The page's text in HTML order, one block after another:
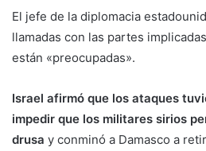
El jefe de la diplomacia
llamadas con las partes
están «preocupadas».
Israel afirmó que los ataques
impedir que los militares sirios
drusa y conminó a Damasco a